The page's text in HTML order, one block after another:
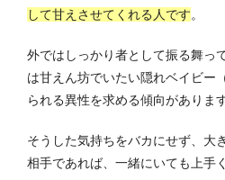
して甘えさせてくれる人です。
外ではしっかり者として振る舞っ
は甘えん坊でいたい隠れベイビー
られる異性を求める傾向があります
そうした気持ちをバカにせず、大
相手であれば、一緒にいても上手